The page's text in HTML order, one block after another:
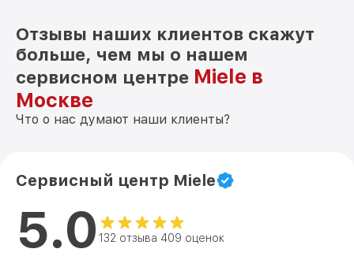
Отзывы наших клиентов скажут
больше, чем мы о нашем
сервисном центре Miele в
Москве
Что о нас думают наши клиенты?
Сервисный центр Miele
5.0 132 отзыва 409 оценок